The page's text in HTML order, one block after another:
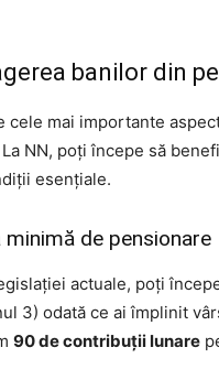
banilor din
cele mai importante
NN, poți începe să
esențiale.
minimă de pensionare
actuale, poți
3) odată ce ai împlinit
90 de contribuții lunare